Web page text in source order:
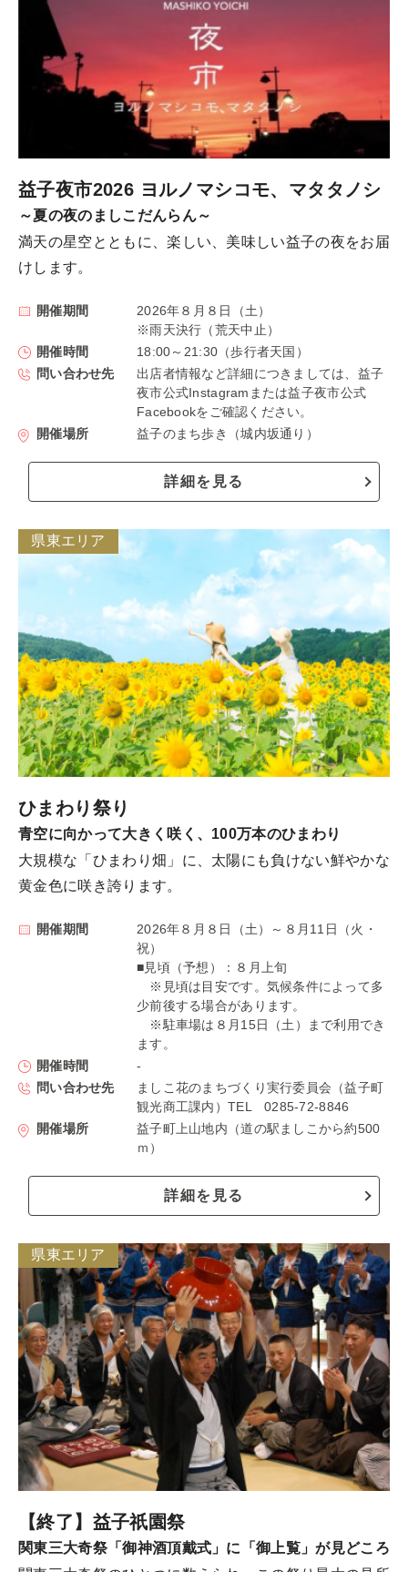
益子夜市2026 ヨルノマシコモ、マタタノシ
～夏の夜のましこだんらん～
満天の星空とともに、楽しい、美味しい益子の夜をお届
けします。
開催期間
2026年８月８日（土）
※雨天決行（荒天中止）
開催時間
18:00～21:30（歩行者天国）
問い合わせ先
出店者情報など詳細につきましては、益子
夜市公式Instagramまたは益子夜市公式
Facebookをご確認ください。
開催場所
益子のまち歩き（城内坂通り）
詳細を見る
ひまわり祭り
県東エリア
青空に向かって大きく咲く、100万本のひまわり
大規模な「ひまわり畑」に、太陽にも負けない鮮やかな
黄金色に咲き誇ります。
開催期間
2026年８月８日（土）～８月11日（火・
祝）
■見頃（予想）：８月上旬
※見頃は目安です。気候条件によって多
少前後する場合があります。
※駐車場は８月15日（土）まで利用でき
ます。
開催時間
-
問い合わせ先
ましこ花のまちづくり実行委員会（益子町
観光商工課内）TEL 0285-72-8846
開催場所
益子町上山地内（道の駅ましこから約500
ｍ）
詳細を見る
【終了】益子祇園祭
県東エリア
関東三大奇祭「御神酒頂戴式」に「御上覧」が見どころ